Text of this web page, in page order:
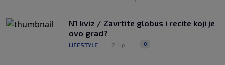
N1 kviz / Zavrtite globus i recite koji je
ovo grad?
LIFESTYLE 2. lip. 0